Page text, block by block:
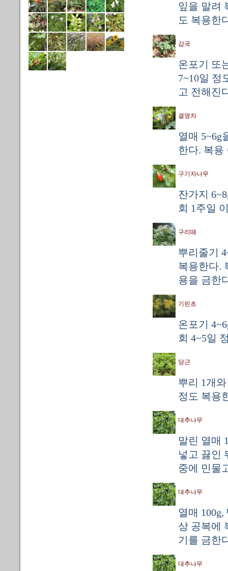
잎을 말려
도 복용한
감국
온포기 또
7~10일 정
고 전해진
결명차
열매 5~6g
한다. 복용
구기자나무
잔가지
회 1주일
구리때
뿌리줄기
복용한다.
용을 금한
기린초
온포기
회 4~5일
당근
뿌리 1개
정도 복용
대추나무
말린 열매
넣고 끓인
중에 민물
대추나무
열매
상 공복에
기를 금한
대추나무